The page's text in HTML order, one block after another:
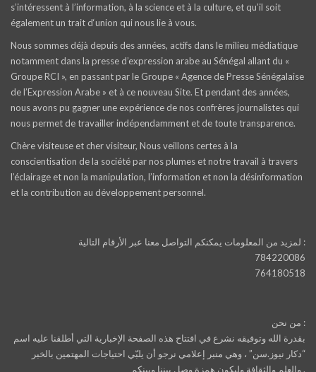
s’intéressent à l’information, à la science et à la culture, et qu’il soit
également un trait d‘union qui nous lie à vous.
Nous sommes déjà depuis des années, actifs dans le milieu médiatique
notamment dans la presse d’expression arabe au Sénégal allant du «
Groupe RCI », en passant par le Groupe « Agence de Presse Sénégalaise
de l’Expression Arabe » et à ce nouveau Site. Et pendant des années,
nous avons pu gagner une expérience de nos confrères journalistes qui
nous permet de travailler indépendamment et de toute transparence.
Chère visiteuse et cher visiteur, Nous veillons certes à la
conscientisation de la société par nos plumes et notre travail à travers
l’éclairage et non la manipulation, l’information et non la désinformation
et la contribution au développement personnel.
لمزيد من المعلومات يمكنكم التواصل معنا عبر الأرقام التالية :
784220086
764180518
من نحن :
بقدرة الله وتوفيقه نشرع في افتتاح هذه الصفحة الإخبارية التي أطلقنا عليه اسم
“دكار نيوز.سن” ، وهي منبر إعلامي نرجو أن يلبّي احتياجات المهتمين بالخبر
والعلم والثقافة وليكون همزة وصل بيننا وبينكم .